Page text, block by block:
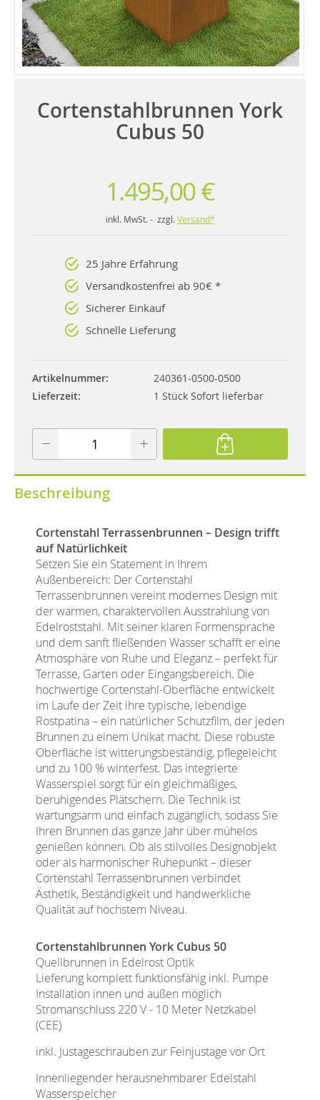
Cortenstahlbrunnen York
Cubus 50
1.495,00 €
inkl. MwSt. - zzgl. Versand*
25 Jahre Erfahrung
Versandkostenfrei ab 90€ *
Sicherer Einkauf
Schnelle Lieferung
Artikelnummer
240361-0500-0500
Lieferzeit
1 Stück Sofort lieferbar
Beschreibung
Cortenstahl Terrassenbrunnen – Design trifft
auf Natürlichkeit
Setzen Sie ein Statement in Ihrem
Außenbereich: Der Cortenstahl
Terrassenbrunnen vereint modernes Design mit
der warmen, charaktervollen Ausstrahlung von
Edelroststahl. Mit seiner klaren Formensprache
und dem sanft fließenden Wasser schafft er eine
Atmosphäre von Ruhe und Eleganz – perfekt für
Terrasse, Garten oder Eingangsbereich. Die
hochwertige Cortenstahl-Oberfläche entwickelt
im Laufe der Zeit ihre typische, lebendige
Rostpatina – ein natürlicher Schutzfilm, der jeden
Brunnen zu einem Unikat macht. Diese robuste
Oberfläche ist witterungsbeständig, pflegeleicht
und zu 100 % winterfest. Das integrierte
Wasserspiel sorgt für ein gleichmäßiges,
beruhigendes Plätschern. Die Technik ist
wartungsarm und einfach zugänglich, sodass Sie
Ihren Brunnen das ganze Jahr über mühelos
genießen können. Ob als stilvolles Designobjekt
oder als harmonischer Ruhepunkt – dieser
Cortenstahl Terrassenbrunnen verbindet
Ästhetik, Beständigkeit und handwerkliche
Qualität auf höchstem Niveau.
Cortenstahlbrunnen York Cubus 50
Quellbrunnen in Edelrost Optik
Lieferung komplett funktionsfähig inkl. Pumpe
Installation innen und außen möglich
Stromanschluss 220 V - 10 Meter Netzkabel
(CEE)
inkl. Justageschrauben zur Feinjustage vor Ort
Innenliegender herausnehmbarer Edelstahl
Wasserspeicher